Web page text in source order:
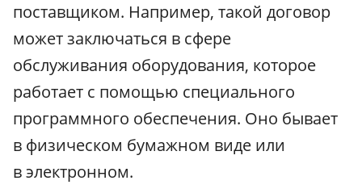
поставщиком. Например, такой договор
может заключаться в сфере
обслуживания оборудования, которое
работает с помощью специального
программного обеспечения. Оно бывает
в физическом бумажном виде или
в электронном.